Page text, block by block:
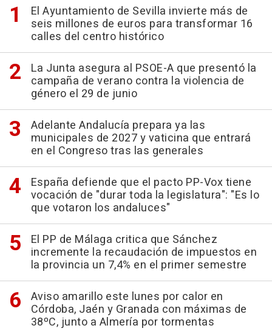
El Ayuntamiento de Sevilla invierte más de
seis millones de euros para transformar 16
calles del centro histórico
La Junta asegura al PSOE-A que presentó la
campaña de verano contra la violencia de
género el 29 de junio
Adelante Andalucía prepara ya las
municipales de 2027 y vaticina que entrará
en el Congreso tras las generales
España defiende que el pacto PP-Vox tiene
vocación de "durar toda la legislatura": "Es lo
que votaron los andaluces"
El PP de Málaga critica que Sánchez
incremente la recaudación de impuestos en
la provincia un 7,4% en el primer semestre
Aviso amarillo este lunes por calor en
Córdoba, Jaén y Granada con máximas de
38ºC, junto a Almería por tormentas